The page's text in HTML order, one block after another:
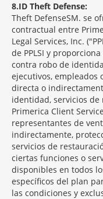
8 ID Theft Defense:
Theft DefenseSM se
contractual entre
Legal Services, Inc.
de PPLSI y
contra robo de
ejecutivos, empleados
directa o
identidad, servicios
Primerica Client
representantes de
indirectamente,
servicios de
ciertas funciones o
disponibles en todos
específicos del plan
las condiciones y